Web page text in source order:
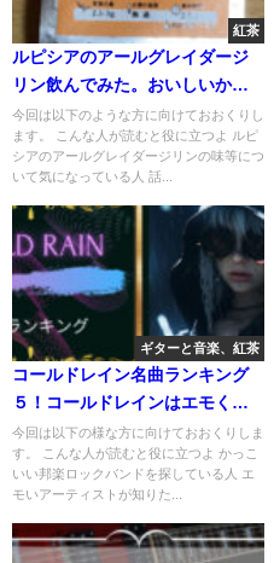
紅茶
ルピシアのアールグレイダージ
リン飲んでみた。おいしいかま
ずいか検証
今回は以下のような方に向けておおくりし
ます。 こんな人が読むと役に立つよ ルピ
シアのアールグレイダージリンの味等につ
いて気になっている人 話...
ギターと音楽、紅茶
コールドレイン名曲ランキング
５！コールドレインはエモくて
かっこいい！
今回は以下の様な方に向けておおくりしま
す。 こんな人が読むと役に立つよ かっこ
いい邦楽ロックバンドを探している人 エ
モいアーティストが知りた...